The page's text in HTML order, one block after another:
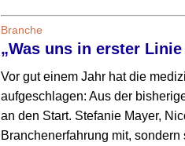
Branche
„Was uns in erster
Vor gut einem Jahr hat die
aufgeschlagen: Aus der
an den Start. Stefanie Mayer,
Branchenerfahrung mit,